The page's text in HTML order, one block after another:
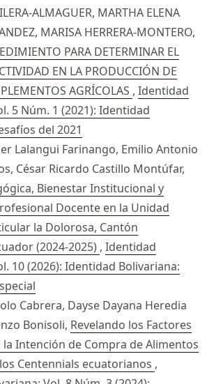
ALMAGUER, MARTHA ELENA
MARISA HERRERA-MONTERO,
PARA DETERMINAR EL
EN LA PRODUCCIÓN DE
AGRÍCOLAS , Identidad
5 Núm. 1 (2021): Identidad
del 2021
Lalangui Farinango, Emilio Antonio
César Ricardo Castillo Montúfar,
Bienestar Institucional y
Docente en la Unidad
la Dolorosa, Cantón
(2024-2025) , Identidad
10 (2026): Identidad Bolivariana:
Cabrera, Dayse Dayana Heredia
Bonisoli, Revelando los Factores
Intención de Compra de Alimentos
Centennials ecuatorianos ,